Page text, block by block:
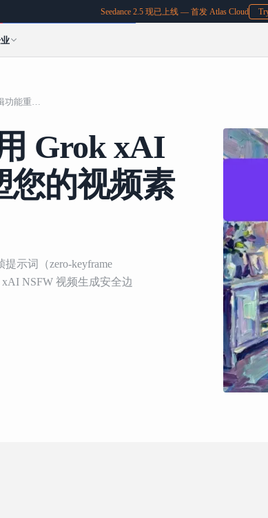
Seedance 2.5 现已上线 — 首发 Atlas Cloud
如何在 2026 年利用 Grok xAI 视频编辑功能重塑您的视频素材
Grok xAI
您的视频素
示词（zero-keyframe
NSFW 视频生成安全边